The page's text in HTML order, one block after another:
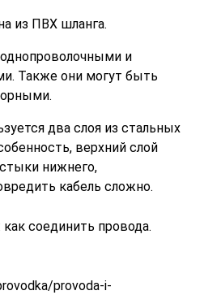
из ПВХ шланга.
и
Также они могут быть
два слоя из стальных
верхний слой
нижнего,
кабель сложно.
соединить провода.
provoda-i-